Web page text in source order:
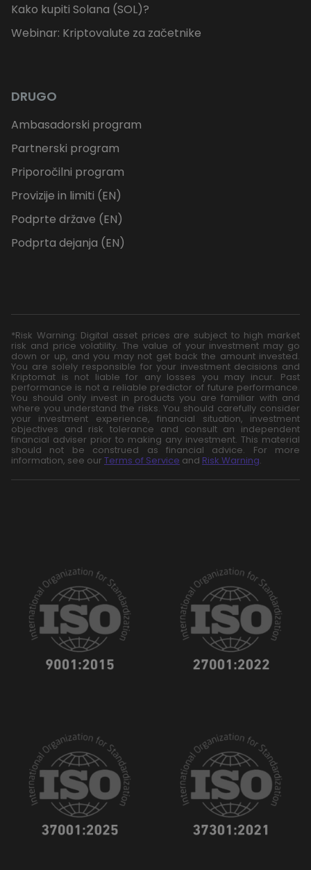
Kako kupiti Solana (SOL)?
Webinar: Kriptovalute za začetnike
DRUGO
Ambasadorski program
Partnerski program
Priporočilni program
Provizije in limiti (EN)
Podprte države (EN)
Podprta dejanja (EN)
*Risk Warning: Digital asset prices are subject to high market
risk and price volatility. The value of your investment may go
down or up, and you may not get back the amount invested.
You are solely responsible for your investment decisions and
Kriptomat is not liable for any losses you may incur. Past
performance is not a reliable predictor of future performance.
You should only invest in products you are familiar with and
where you understand the risks. You should carefully consider
your investment experience, financial situation, investment
objectives and risk tolerance and consult an independent
financial adviser prior to making any investment. This material
should not be construed as financial advice. For more
information, see our Terms of Service and Risk Warning.